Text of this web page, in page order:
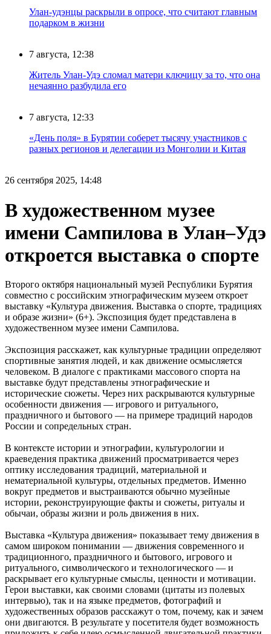
Улан-удэнцы раскрыли в опросе, что считают главным
подарком в жизни
7 августа, 12:38
Житель Улан-Удэ сломал матери ключицу за то, что она
нечаянно разбудила его
7 августа, 12:33
«День поля» в Бурятии соберет тысячу участников с
разных регионов и делегации из Монголии и Китая
26 сентября 2025, 14:48
В художественном музее
имени Сампилова в Улан–Удэ
откроется выставка о спорте
Второго октября национальный музей Республики Бурятия
совместно с российским этнографическим музеем откроет
выставку «Культура движения. Выставка о спорте, традициях
и образе жизни» (6+). Экспозиция будет представлена в
художественном музее имени Сампилова.
Экспозиция расскажет, как культурные традиции определяют
спортивные занятия людей, и как движение осмысляется
человеком. В диалоге с практиками массового спорта на
выставке будут представлены этнографические и
исторические сюжеты. Через них раскрываются культурные
особенности движения — игрового и ритуального,
праздничного и бытового — на примере традиций народов
России и сопредельных стран.
В контексте истории и этнографии, культурологии и
краеведения практика движений просматривается через
оптику исследования традиций, материальной и
нематериальной культуры, отдельных предметов. Именно
вокруг предметов и выстраиваются обычно музейные
истории, реконструирующие факты и сюжеты, ритуалы и
обычаи, образы жизни и роль движения в них.
Выставка «Культура движения» показывает тему движения в
самом широком понимании — движения современного и
традиционного, праздничного и бытового, игрового и
ритуального, символического и технологического — и
раскрывает его культурные смыслы, ценности и мотивации.
Герои выставки, как своими словами (цитаты из полевых
интервью), так и на языке предметов, фотографий и
художественных образов расскажут о том, почему, как и зачем
они двигаются. В результате у посетителя будет возможность